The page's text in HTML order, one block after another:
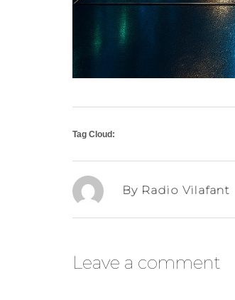
Tag Cloud:
By Radio Vilafant
Leave a comment